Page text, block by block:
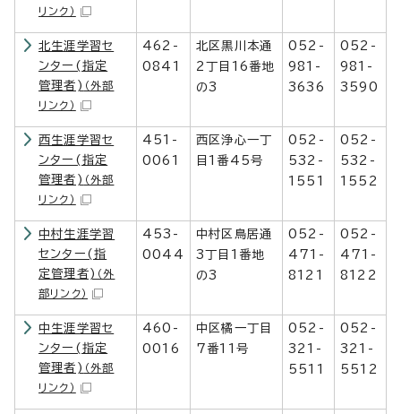
リンク）
北生涯学習セ
ンター(指定
管理者) （外部
リンク）
462-
0841
北区黒川本通
2丁目16番地
の3
052-
981-
3636
052-
981-
3590
西生涯学習セ
ンター(指定
管理者) （外部
リンク）
451-
0061
西区浄心一丁
目1番45号
052-
532-
1551
052-
532-
1552
中村生涯学習
センター(指
定管理者) （外
部リンク）
453-
0044
中村区鳥居通
3丁目1番地
の3
052-
471-
8121
052-
471-
8122
中生涯学習セ
ンター(指定
管理者) （外部
リンク）
460-
0016
中区橘一丁目
7番11号
052-
321-
5511
052-
321-
5512